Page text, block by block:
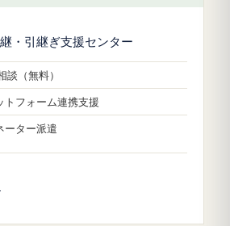
・引継ぎ支援センター
（無料）
トフォーム連携支援
ーター派遣